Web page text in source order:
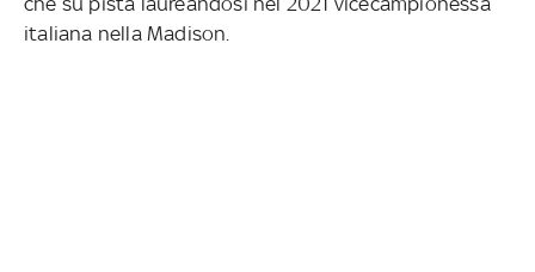
italiana nella Madison.